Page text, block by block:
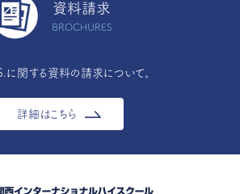
資料請求
BROCHURES
に関する資料の請求について。
詳細はこちら